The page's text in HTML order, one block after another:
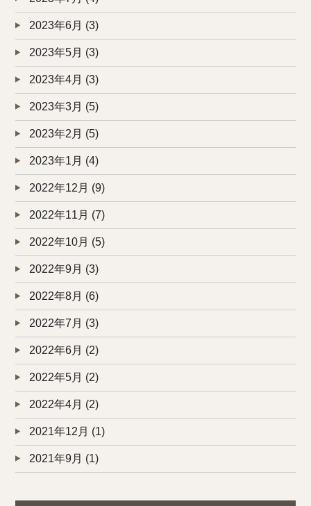
2023年6月 (3)
2023年5月 (3)
2023年4月 (3)
2023年3月 (5)
2023年2月 (5)
2023年1月 (4)
2022年12月 (9)
2022年11月 (7)
2022年10月 (5)
2022年9月 (3)
2022年8月 (6)
2022年7月 (3)
2022年6月 (2)
2022年5月 (2)
2022年4月 (2)
2021年12月 (1)
2021年9月 (1)